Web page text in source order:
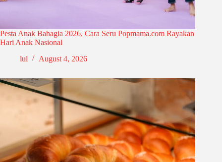
Pesta Anak Bahagia 2026, Cara Seru Popmama.com Rayakan
Hari Anak Nasional
lul
August 4, 2026